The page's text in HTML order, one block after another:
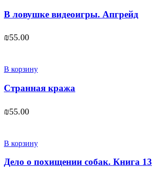
В ловушке видеоигры. Апгрейд
₪55.00
В корзину
Странная кража
₪55.00
В корзину
Дело о похищении собак. Книга 13